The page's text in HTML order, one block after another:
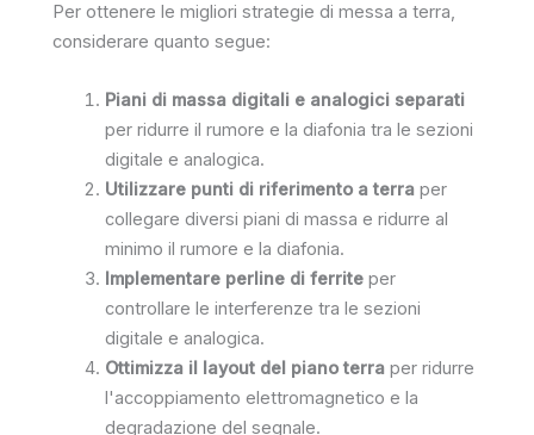
Per ottenere le migliori strategie di messa a terra,
considerare quanto segue:
Piani di massa digitali e analogici separati
per ridurre il rumore e la diafonia tra le sezioni
digitale e analogica.
Utilizzare punti di riferimento a terraper
collegare diversi piani di massa e ridurre al
minimo il rumore e la diafonia.
Implementare perline di ferriteper
controllare le interferenze tra le sezioni
digitale e analogica.
Ottimizza il layout del piano terraper ridurre
l'accoppiamento elettromagnetico e la
degradazione del segnale.